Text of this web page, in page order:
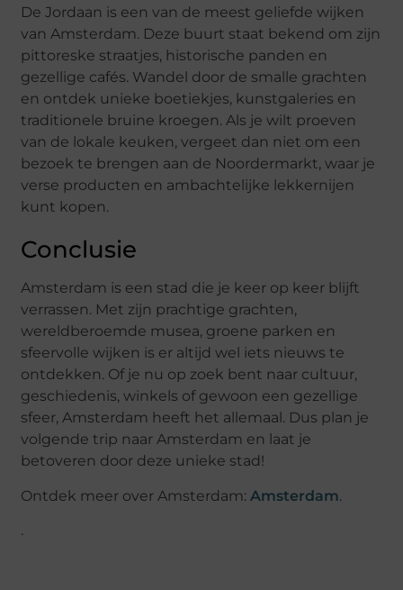
De Jordaan is een van de meest geliefde wijken
van Amsterdam. Deze buurt staat bekend om zijn
pittoreske straatjes, historische panden en
gezellige cafés. Wandel door de smalle grachten
en ontdek unieke boetiekjes, kunstgaleries en
traditionele bruine kroegen. Als je wilt proeven
van de lokale keuken, vergeet dan niet om een
bezoek te brengen aan de Noordermarkt, waar je
verse producten en ambachtelijke lekkernijen
kunt kopen.
Conclusie
Amsterdam is een stad die je keer op keer blijft
verrassen. Met zijn prachtige grachten,
wereldberoemde musea, groene parken en
sfeervolle wijken is er altijd wel iets nieuws te
ontdekken. Of je nu op zoek bent naar cultuur,
geschiedenis, winkels of gewoon een gezellige
sfeer, Amsterdam heeft het allemaal. Dus plan je
volgende trip naar Amsterdam en laat je
betoveren door deze unieke stad!
Ontdek meer over Amsterdam:Amsterdam.
.